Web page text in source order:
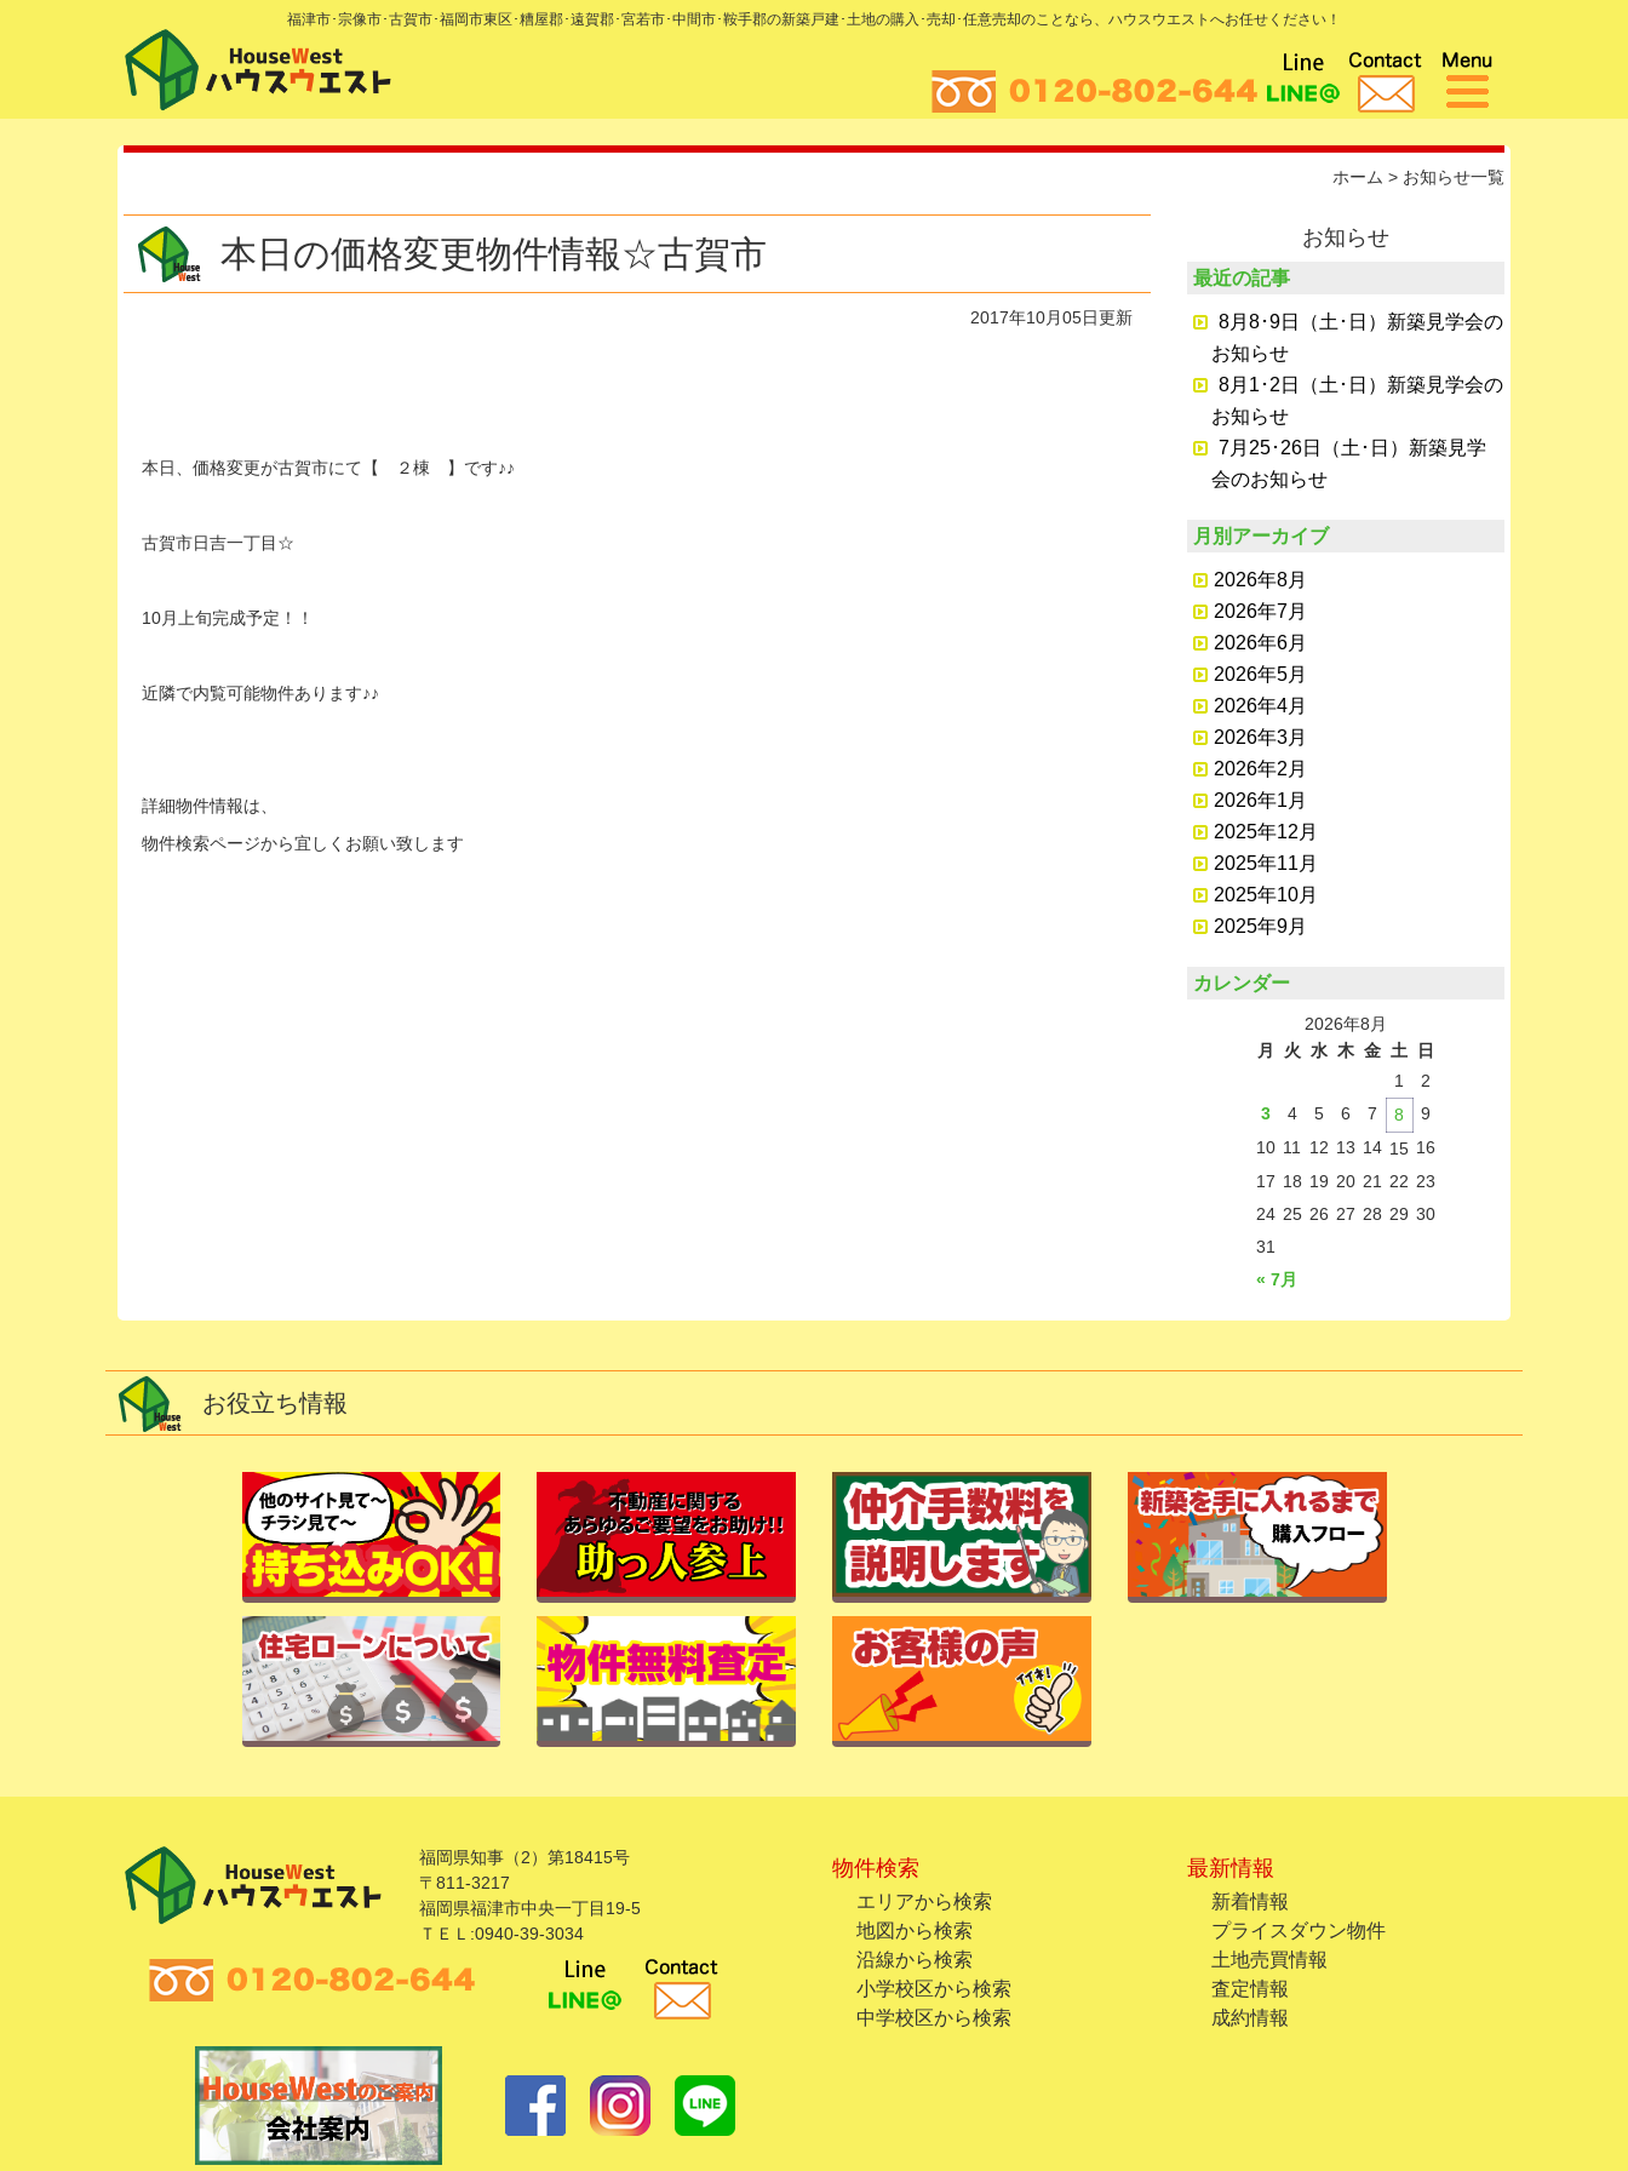
福津市･宗像市･古賀市･福岡市東区･糟屋郡･遠賀郡･宮若市･中間市･鞍手郡の新築戸建･土地の購入･売却･任意売却のことなら、ハウスウエストへお任せください！
ホーム > お知らせ一覧
本日の価格変更物件情報☆古賀市
2017年10月05日更新
本日、価格変更が古賀市にて【 ２棟 】です♪♪
古賀市日吉一丁目☆
10月上旬完成予定！！
近隣で内覧可能物件あります♪♪
詳細物件情報は、
物件検索ページから宜しくお願い致します
お知らせ
最近の記事
8月8･9日（土･日）新築見学会の
お知らせ
8月1･2日（土･日）新築見学会の
お知らせ
7月25･26日（土･日）新築見学
会のお知らせ
月別アーカイブ
2026年8月
2026年7月
2026年6月
2026年5月
2026年4月
2026年3月
2026年2月
2026年1月
2025年12月
2025年11月
2025年10月
2025年9月
カレンダー
2026年8月
月
火 水 木 金 土 日
« 7月
1
2
3
4 5 6 7 8
9
10 11 12 13 14 15 16
17 18 19 20 21 22 23
24 25 26 27 28 29 30
31
お役立ち情報
福岡県知事（2）第18415号
〒811-3217
福岡県福津市中央一丁目19-5
ＴＥＬ:0940-39-3034
物件検索
エリアから検索
地図から検索
沿線から検索
小学校区から検索
中学校区から検索
最新情報
新着情報
プライスダウン物件
土地売買情報
査定情報
成約情報